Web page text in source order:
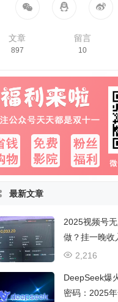
文章
897
留言
10
最新文章
2025视频号
做？挂一晚收
教程，小白可
2,216
DeepSeek爆
密码：2025年